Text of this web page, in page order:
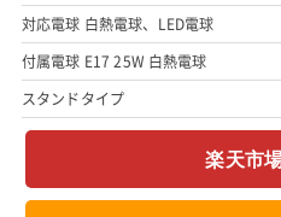
対応電球 白熱電球、LED電球
付属電球 E17 25W 白熱電球
スタンドタイプ
楽天市